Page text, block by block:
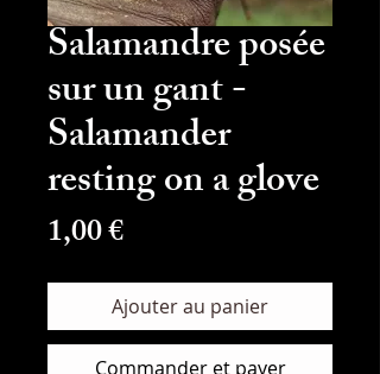
Salamandre posée
sur un gant -
Salamander
resting on a glove
1,00 €Prix
Ajouter au panier
Commander et payer